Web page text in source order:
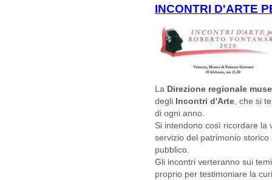
INCONTRI D'ARTE
La Direzione regionale
degli Incontri d'Arte , che si
di ogni anno.
Si intendono così ricordare la
servizio del patrimonio
pubblico.
Gli incontri verteranno sui
proprio per testimoniare la